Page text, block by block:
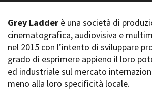
Bilancio sociale
Amministrazione
trasparente
Bandi e gare
Sostenibilità ambientale
Open
Ciak in
AWARDS
Grey Ladder è una società di
cinematografica, audiovisiva e
nel 2015 con l’intento di sviluppare
grado di esprimere appieno il loro
ed industriale sul mercato
meno alla loro specificità locale.